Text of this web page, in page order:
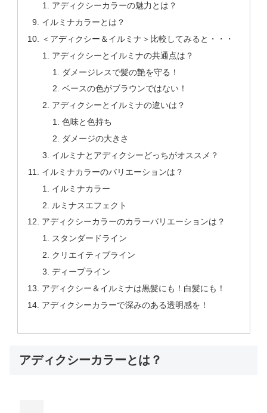
アディクシーカラーの魅力とは？
イルミナカラーとは？
＜アディクシー＆イルミナ＞比較してみると・・・
アディクシーとイルミナの共通点は？
ダメージレスで髪の艶を守る！
ベースの色がブラウンではない！
アディクシーとイルミナの違いは？
色味と色持ち
ダメージの大きさ
イルミナとアディクシーどっちがオススメ？
イルミナカラーのバリエーションは？
イルミナカラー
ルミナスエフェクト
アディクシーカラーのカラーバリエーションは？
スタンダードライン
クリエイティブライン
ディープライン
アディクシー＆イルミナは黒髪にも！白髪にも！
アディクシーカラーで深みのある透明感を！
アディクシーカラーとは？